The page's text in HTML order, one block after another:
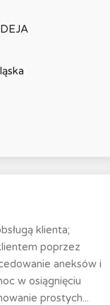
klienta;
poprzez
aneksów i
w osiągnięciu
prostych...